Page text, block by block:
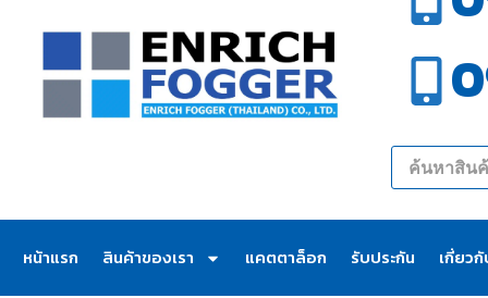
หน้าแรก สินค้าของเรา แคตตาล็อก รับประกัน เกี่ยวกั